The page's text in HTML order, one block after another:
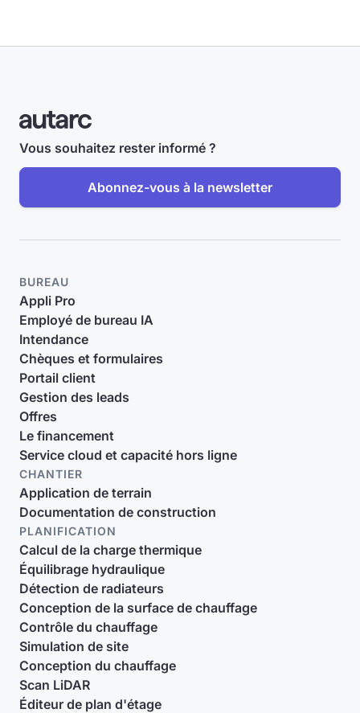
Vous souhaitez rester informé ?
Abonnez-vous à la newsletter
BUREAU
Appli Pro
Employé de bureau IA
Intendance
Chèques et formulaires
Portail client
Gestion des leads
Offres
Le financement
Service cloud et capacité hors ligne
CHANTIER
Application de terrain
Documentation de construction
PLANIFICATION
Calcul de la charge thermique
Équilibrage hydraulique
Détection de radiateurs
Conception de la surface de chauffage
Contrôle du chauffage
Simulation de site
Conception du chauffage
Scan LiDAR
Éditeur de plan d'étage